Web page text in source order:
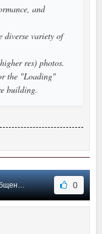
and
diverse variety of
res) photos.
the "Loading"
building.
#58 0